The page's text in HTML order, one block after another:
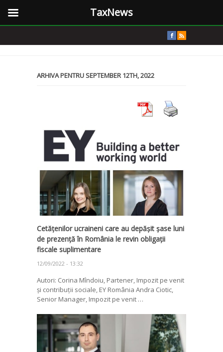
ARHIVA PENTRU SEPTEMBER 12TH, 2022
Cetățenilor ucraineni care au depășit șase luni
de prezență în România le revin obligații
fiscale suplimentare
12/09/2022 - 13:32
Autori: Corina Mîndoiu, Partener, Impozit pe venit
și contribuții sociale, EY România Andra Ciotic,
Senior Manager, Impozit pe venit …
TaxNews